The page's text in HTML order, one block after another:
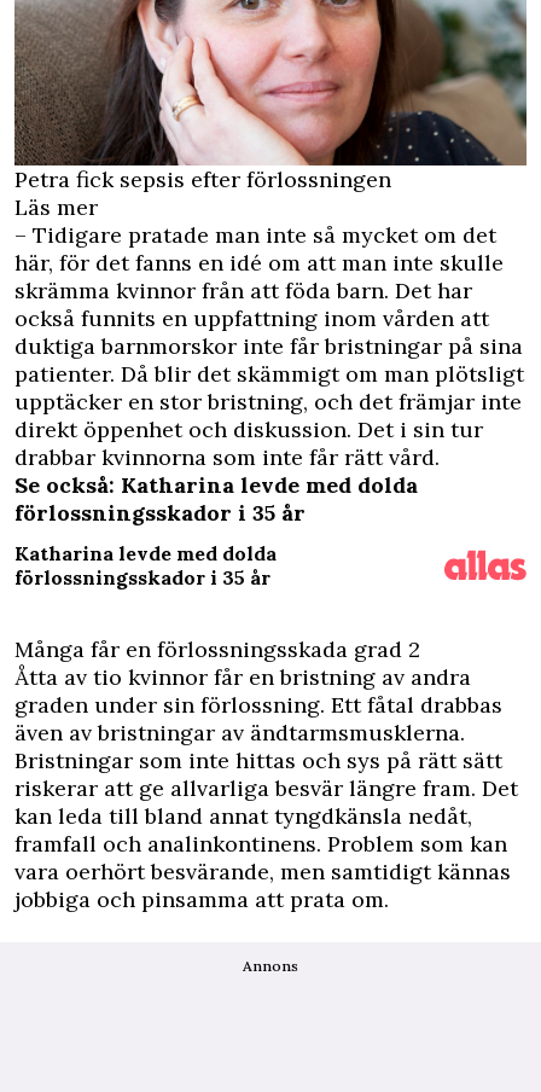
Petra fick sepsis efter förlossningen
Läs mer
– Tidigare pratade man inte så mycket om det
här, för det fanns en idé om att man inte skulle
skrämma kvinnor från att föda barn. Det har
också funnits en uppfattning inom vården att
duktiga barnmorskor inte får bristningar på sina
patienter. Då blir det skämmigt om man plötsligt
upptäcker en stor bristning, och det främjar inte
direkt öppenhet och diskussion. Det i sin tur
drabbar kvinnorna som inte får rätt vård.
Se också: Katharina levde med dolda
förlossningsskador i 35 år
Katharina levde med dolda
förlossningsskador i 35 år
Många får en förlossningsskada grad 2
Åtta av tio kvinnor får en bristning av andra
graden under sin förlossning. Ett fåtal drabbas
även av bristningar av ändtarmsmusklerna.
Bristningar som inte hittas och sys på rätt sätt
riskerar att ge allvarliga besvär längre fram. Det
kan leda till bland annat tyngdkänsla nedåt,
framfall och analinkontinens. Problem som kan
vara oerhört besvärande, men samtidigt kännas
jobbiga och pinsamma att prata om.
Annons